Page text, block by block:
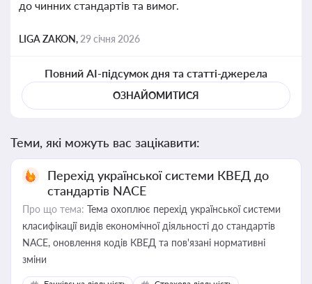
до чинних стандартів та вимог.
LIGA ZAKON, 29 січня 2026
Повний AI-підсумок дня та статті-джерела
ОЗНАЙОМИТИСЯ
Теми, які можуть вас зацікавити:
Перехід української системи КВЕД до
стандартів NACE
Про що тема: Тема охоплює перехід української системи
класифікації видів економічної діяльності до стандартів
NACE, оновлення кодів КВЕД та пов'язані нормативні
зміни